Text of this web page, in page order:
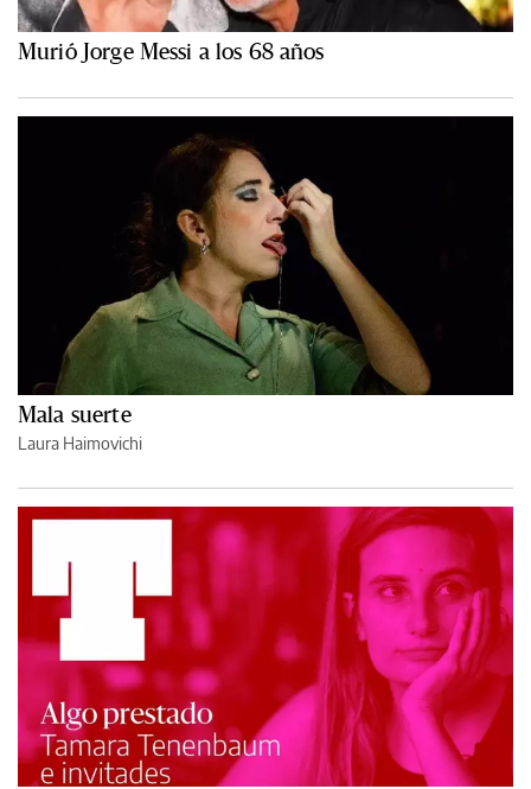
Murió Jorge Messi a los 68 años
Mala suerte
Laura Haimovichi